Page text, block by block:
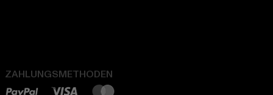
ZAHLUNGSMETHODEN